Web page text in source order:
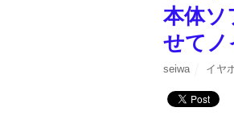
本体ソ
せてノ
seiwa イヤ